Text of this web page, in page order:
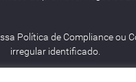
Política de Compliance ou
irregular identificado.